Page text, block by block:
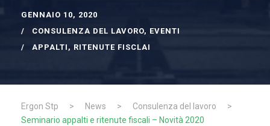
GENNAIO 10, 2020
CONSULENZA DEL LAVORO, EVENTI
APPALTI , RITENUTE FISCLAI
Ergon Stp > News > Consulenza del lavoro
>
Seminario appalti e ritenute fiscali – Novità 2020